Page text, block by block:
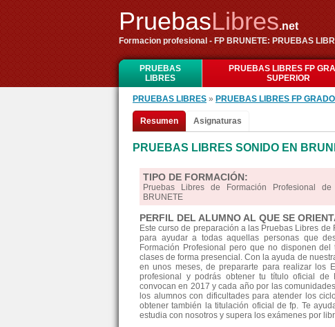
PruebasLibres.net
Formacion profesional - FP BRUNETE: PRUEBAS
PRUEBAS
LIBRES
PRUEBAS LIBRES FP
SUPERIOR
PRUEBAS LIBRES » PRUEBAS LIBRES FP
Resumen Asignaturas
PRUEBAS LIBRES SONIDO EN
TIPO DE FORMACIÓN:
Pruebas Libres de Formación Profesional
BRUNETE
PERFIL DEL ALUMNO AL QUE SE
Este curso de preparación a las Pruebas Libres
para ayudar a todas aquellas personas que
Formación Profesional pero que no disponen
clases de forma presencial. Con la ayuda de
en unos meses, de prepararte para realizar los
profesional y podrás obtener tu título oficial de
convocan en 2017 y cada año por las
los alumnos con dificultades para atender los
obtener también la titulación oficial de fp. Te
estudia con nosotros y supera los exámenes por